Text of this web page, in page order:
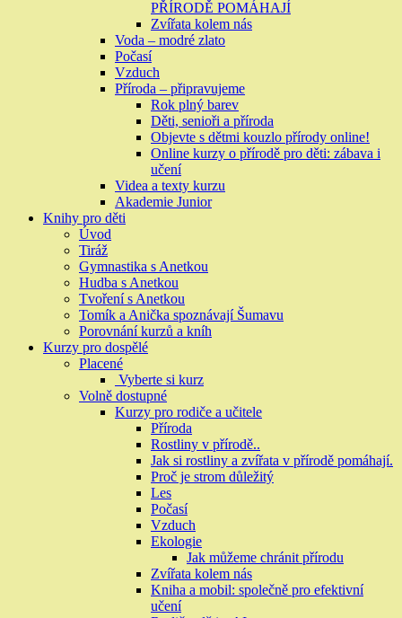
PŘÍRODĚ POMÁHAJÍ
Zvířata kolem nás
Voda – modré zlato
Počasí
Vzduch
Příroda – připravujeme
Rok plný barev
Děti, senioři a příroda
Objevte s dětmi kouzlo přírody online!
Online kurzy o přírodě pro děti: zábava i
učení
Videa a texty kurzu
Akademie Junior
Knihy pro děti
Úvod
Tiráž
Gymnastika s Anetkou
Hudba s Anetkou
Tvoření s Anetkou
Tomík a Anička spoznávají Šumavu
Porovnání kurzů a kníh
Kurzy pro dospělé
Placené
Vyberte si kurz
Volně dostupné
Kurzy pro rodiče a učitele
Příroda
Rostliny v přírodě..
Jak si rostliny a zvířata v přírodě pomáhají.
Proč je strom důležitý
Les
Počasí
Vzduch
Ekologie
Jak můžeme chránit přírodu
Zvířata kolem nás
Kniha a mobil: společně pro efektivní
učení